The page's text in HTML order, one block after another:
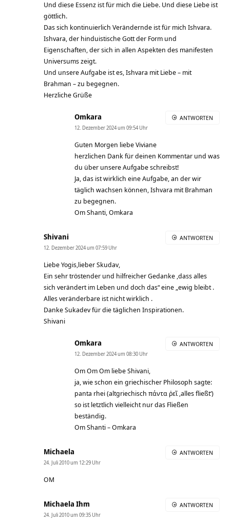
Und diese Essenz ist für mich die Liebe. Und diese Liebe ist
göttlich.
Das sich kontinuierlich Verändernde ist für mich Ishvara.
Ishvara, der hinduistische Gott der Form und
Eigenschaften, der sich in allen Aspekten des manifesten
Universums zeigt.
Und unsere Aufgabe ist es, Ishvara mit Liebe – mit
Brahman – zu begegnen.
Herzliche Grüße
Omkara
12. Dezember 2024 um 09:54 Uhr
Guten Morgen liebe Viviane
herzlichen Dank für deinen Kommentar und was
du über unsere Aufgabe schreibst!
Ja, das ist wirklich eine Aufgabe, an der wir
täglich wachsen können, Ishvara mit Brahman
zu begegnen.
Om Shanti, Omkara
ANTWORTEN
Shivani
12. Dezember 2024 um 07:59 Uhr
Liebe Yogis,lieber Skudav,
Ein sehr tröstender und hilfreicher Gedanke ,dass alles
sich verändert im Leben und doch das“ eine „ewig bleibt .
Alles veränderbare ist nicht wirklich .
Danke Sukadev für die täglichen Inspirationen.
Shivani
ANTWORTEN
Omkara
12. Dezember 2024 um 08:30 Uhr
Om Om Om liebe Shivani,
ja, wie schon ein griechischer Philosoph sagte:
panta rhei (altgriechisch πάντα ῥεῖ ‚alles fließt‘)
so ist letztlich vielleicht nur das Fließen
beständig.
Om Shanti – Omkara
ANTWORTEN
Michaela
24. Juli 2010 um 12:29 Uhr
OM
ANTWORTEN
Michaela Ihm
24. Juli 2010 um 09:35 Uhr
ANTWORTEN